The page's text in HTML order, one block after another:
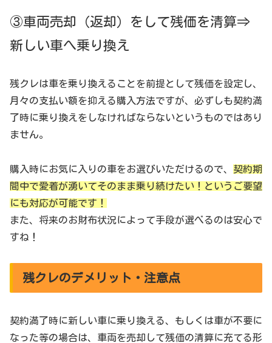
③車両売却（返却）をして残価を清算⇒
新しい車へ乗り換え
残クレは車を乗り換えることを前提として残価を設定し、
月々の支払い額を抑える購入方法ですが、必ずしも契約満
了時に乗り換えをしなければならないというものではあり
ません。
購入時にお気に入りの車をお選びいただけるので、 契約期
間中で愛着が湧いてそのまま乗り続けたい！というご要望
にも対応が可能です！
また、将来のお財布状況によって手段が選べるのは安心で
すね！
残クレのデメリット・注意点
契約満了時に新しい車に乗り換える、もしくは車が不要に
なった等の場合は、車両を売却して残価の清算に充てる形